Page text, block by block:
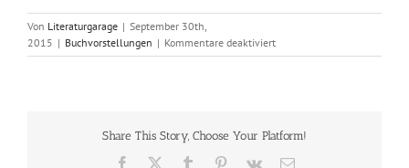
Von Literaturgarage | September 30th,
2015 | Buchvorstellungen | Kommentare deaktiviertfür
Greenwash,
Share This Story, Choose Your Platform!
Facebook Tumblr Pinterest
Vk
E-